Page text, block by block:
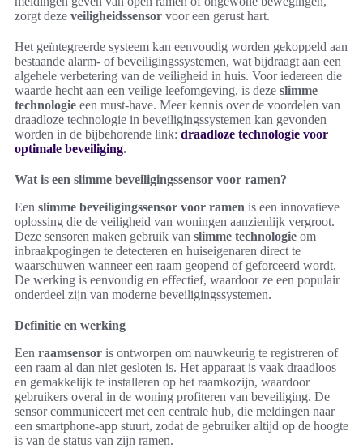
zorgt deze veiligheidssensor voor een gerust hart.
Het geïntegreerde systeem kan eenvoudig worden gekoppeld aan
bestaande alarm- of beveiligingssystemen, wat bijdraagt aan een
algehele verbetering van de veiligheid in huis. Voor iedereen die
waarde hecht aan een veilige leefomgeving, is deze slimme
technologie een must-have. Meer kennis over de voordelen van
draadloze technologie in beveiligingssystemen kan gevonden
worden in de bijbehorende link: draadloze technologie voor
optimale beveiliging.
Wat is een slimme beveiligingssensor voor ramen?
Een slimme beveiligingssensor voor ramen is een innovatieve
oplossing die de veiligheid van woningen aanzienlijk vergroot.
Deze sensoren maken gebruik van slimme technologie om
inbraakpogingen te detecteren en huiseigenaren direct te
waarschuwen wanneer een raam geopend of geforceerd wordt.
De werking is eenvoudig en effectief, waardoor ze een populair
onderdeel zijn van moderne beveiligingssystemen.
Definitie en werking
Een raamsensor is ontworpen om nauwkeurig te registreren of
een raam al dan niet gesloten is. Het apparaat is vaak draadloos
en gemakkelijk te installeren op het raamkozijn, waardoor
gebruikers overal in de woning profiteren van beveiliging. De
sensor communiceert met een centrale hub, die meldingen naar
een smartphone-app stuurt, zodat de gebruiker altijd op de hoogte
is van de status van zijn ramen.